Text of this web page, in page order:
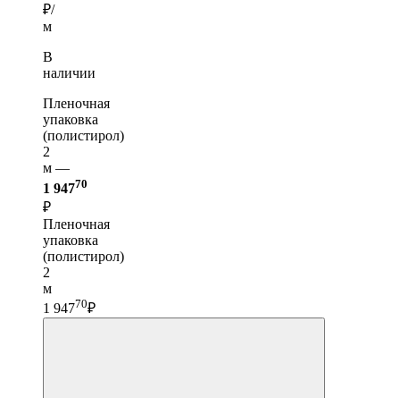
₽/
м
В
наличии
Пленочная
упаковка
(полистирол)
2
м —
1 94770
₽
Пленочная
упаковка
(полистирол)
2
м
1 94770₽